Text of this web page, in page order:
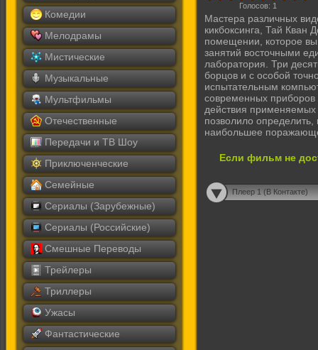
Комедии
Мелодрамы
Мистические
Музыкальные
Мультфильмы
Отечественные
Передачи и ТВ Шоу
Приключенческие
Семейные
Сериалы (Зарубежные)
Сериалы (Российские)
Смешные Переводы
Трейлеры
Триллеры
Ужасы
Фантастические
Голосов: 1
Мастера различных
кикбоксинга, Тай Кван
помещении, которое
занятий восточными
лаборатория. Три
борцов и с особой
испытательным
современных
действия
позволило определить,
наибольшее
Если фильм не
Плеер 1 (В Контакте)